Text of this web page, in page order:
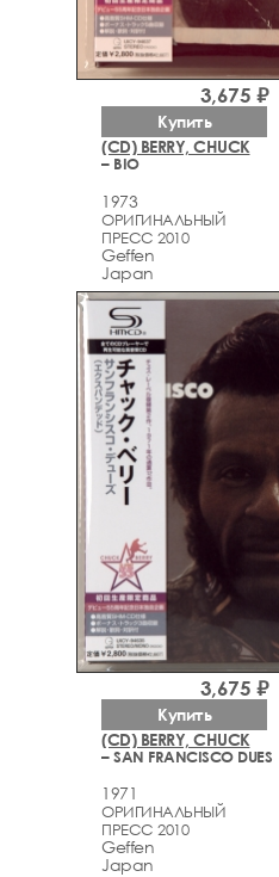
(CD) BERRY, CHUCK
– BIO
1973
ОРИГИНАЛЬНЫЙ
ПРЕСС 2010
Geffen
Japan
3,675 ₽
Купить
(CD) BERRY, CHUCK
– SAN FRANCISCO DUES
1971
ОРИГИНАЛЬНЫЙ
ПРЕСС 2010
Geffen
Japan
3,675 ₽
Купить